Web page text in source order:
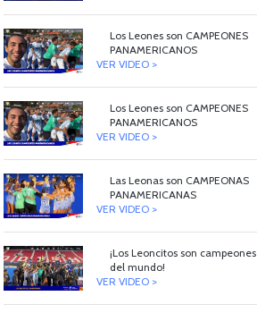
Los Leones son CAMPEONES
PANAMERICANOS
VER VIDEO >
Los Leones son CAMPEONES
PANAMERICANOS
VER VIDEO >
Las Leonas son CAMPEONAS
PANAMERICANAS
VER VIDEO >
¡Los Leoncitos son campeones
del mundo!
VER VIDEO >